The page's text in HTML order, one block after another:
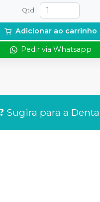
(neutralizante de peróxidos) + 1
espátula e uma placa para
preparo do gel e 1 Top Dam
com 2g.
Qtd :
Adicionar ao carrinho
Pedir via Whatsapp
Sugira para a